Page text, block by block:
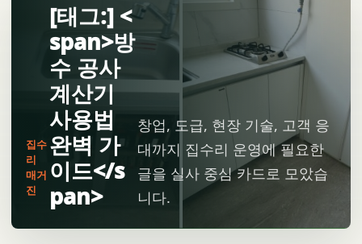
집수
리
매거
진
[태그:] <
span>방
수 공사
계산기
사용법
완벽 가
이드</s
pan>
창업, 도급, 현장 기술, 고객 응
대까지 집수리 운영에 필요한
글을 실사 중심 카드로 모았습
니다.